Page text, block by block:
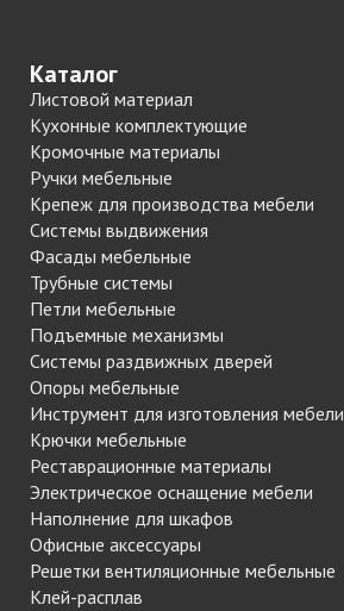
Каталог
Листовой материал
Кухонные комплектующие
Кромочные материалы
Ручки мебельные
Крепеж для производства мебели
Системы выдвижения
Фасады мебельные
Трубные системы
Петли мебельные
Подъемные механизмы
Системы раздвижных дверей
Опоры мебельные
Инструмент для изготовления мебели
Крючки мебельные
Реставрационные материалы
Электрическое оснащение мебели
Наполнение для шкафов
Офисные аксессуары
Решетки вентиляционные мебельные
Клей-расплав